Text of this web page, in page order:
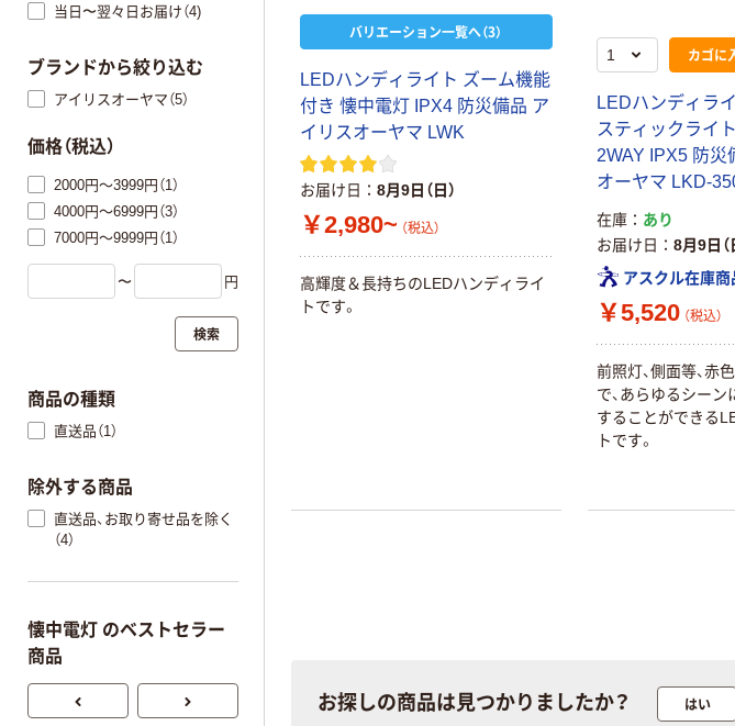
バリエーション一覧へ（3）
LEDハンディライト ズーム機能
付き 懐中電灯 IPX4 防災備品 ア
イリスオーヤマ LWK
お届け日 8月9日（日）
￥2,980~ （税込）
高輝度＆長持ちのLEDハンディライ
トです。
カゴに
LEDハンディラ
スティックライ
2WAY IPX5 防災
オーヤマ LKD-
在庫
あり
お届け日
8月9日（
アスクル在庫商
￥5,520 （税込）
前照灯、側面等、赤
で、あらゆるシーン
することができる
トです。
お探しの商品は見つかりましたか？ はい
当日〜翌々日お届け（4)
ブランドから絞り込む
アイリスオーヤマ（5）
価格（税込）
2000円～3999円（1）
4000円～6999円（3）
7000円～9999円（1）
〜 円
検索
商品の種類
直送品（1）
除外する商品
直送品、お取り寄せ品を除く
（4）
懐中電灯 のベストセラー
商品